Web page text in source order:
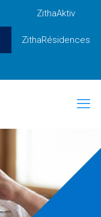
ZithaAktiv
ZithaRésidences